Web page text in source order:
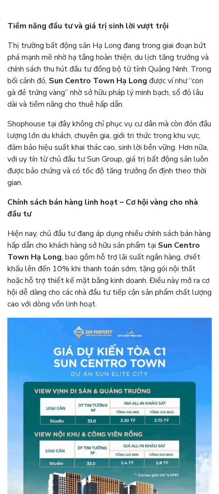
Tiềm năng đầu tư và giá trị sinh lời vượt trội
Thị trường bất động sản Hạ Long đang trong giai đoạn bứt
phá mạnh mẽ nhờ hạ tầng hoàn thiện, du lịch tăng trưởng và
chính sách thu hút đầu tư đồng bộ từ tỉnh Quảng Ninh. Trong
bối cảnh đó, Sun Centro Town Hạ Long được ví như “con
gà đẻ trứng vàng” nhờ sở hữu pháp lý minh bạch, sổ đỏ lâu
dài và tiềm năng cho thuê hấp dẫn.
Shophouse tại đây không chỉ phục vụ cư dân mà còn đón đầu
lượng lớn du khách, chuyên gia, giới tri thức trong khu vực,
đảm bảo hiệu suất khai thác cao, sinh lời bền vững. Hơn nữa,
với uy tín từ chủ đầu tư Sun Group, giá trị bất động sản luôn
được bảo chứng và có tốc độ tăng trưởng ổn định theo thời
gian.
Chính sách bán hàng linh hoạt – Cơ hội vàng cho nhà
đầu tư
Hiện nay, chủ đầu tư đang áp dụng nhiều chính sách bán hàng
hấp dẫn cho khách hàng sở hữu sản phẩm tại Sun Centro
Town Hạ Long, bao gồm hỗ trợ lãi suất ngân hàng, chiết
khấu lên đến 10% khi thanh toán sớm, tặng gói nội thất
hoặc hỗ trợ thiết kế mặt bằng kinh doanh. Điều này mở ra cơ
hội dễ dàng cho các nhà đầu tư tiếp cận sản phẩm chất lượng
cao với dòng vốn linh hoạt.